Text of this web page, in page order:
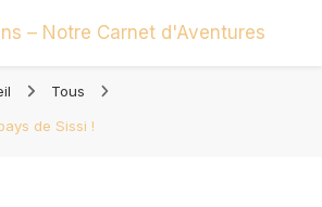
d'Aventures
Tous
de Sissi !